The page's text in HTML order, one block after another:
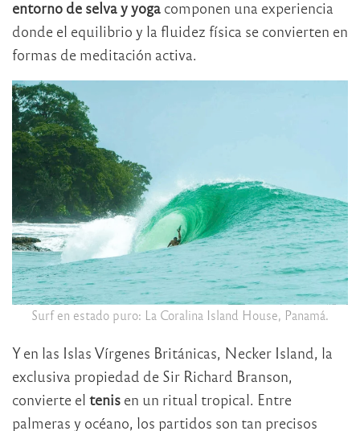
entorno de selva y yoga componen una experiencia
donde el equilibrio y la fluidez física se convierten en
formas de meditación activa.
Surf en estado puro: La Coralina Island House, Panamá.
Y en las Islas Vírgenes Británicas, Necker Island, la
exclusiva propiedad de Sir Richard Branson,
convierte el tenis en un ritual tropical. Entre
palmeras y océano, los partidos son tan precisos